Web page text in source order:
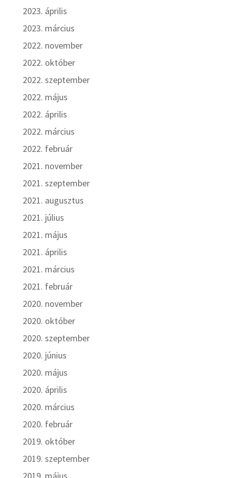
2023. április
2023. március
2022. november
2022. október
2022. szeptember
2022. május
2022. április
2022. március
2022. február
2021. november
2021. szeptember
2021. augusztus
2021. július
2021. május
2021. április
2021. március
2021. február
2020. november
2020. október
2020. szeptember
2020. június
2020. május
2020. április
2020. március
2020. február
2019. október
2019. szeptember
2019. május